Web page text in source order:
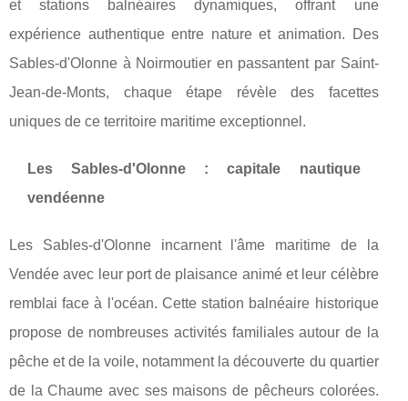
et stations balnéaires dynamiques, offrant une
expérience authentique entre nature et animation. Des
Sables-d'Olonne à Noirmoutier en passantent par Saint-
Jean-de-Monts, chaque étape révèle des facettes
uniques de ce territoire maritime exceptionnel.
Les Sables-d'Olonne : capitale nautique
vendéenne
Les Sables-d'Olonne incarnent l'âme maritime de la
Vendée avec leur port de plaisance animé et leur célèbre
remblai face à l'océan. Cette station balnéaire historique
propose de nombreuses activités familiales autour de la
pêche et de la voile, notamment la découverte du quartier
de la Chaume avec ses maisons de pêcheurs colorées.